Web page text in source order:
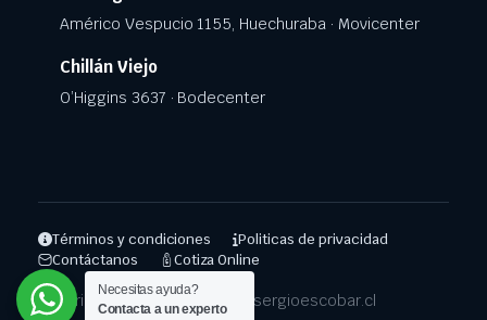
Américo Vespucio 1155, Huechuraba · Movicenter
Chillán Viejo
O’Higgins 3637 · Bodecenter
Términos y condiciones
Politicas de privacidad
Contáctanos
Cotiza Online
Copyright 2025 © Repuestos.sergioescobar.cl
Necesitas ayuda?
Contacta a un experto